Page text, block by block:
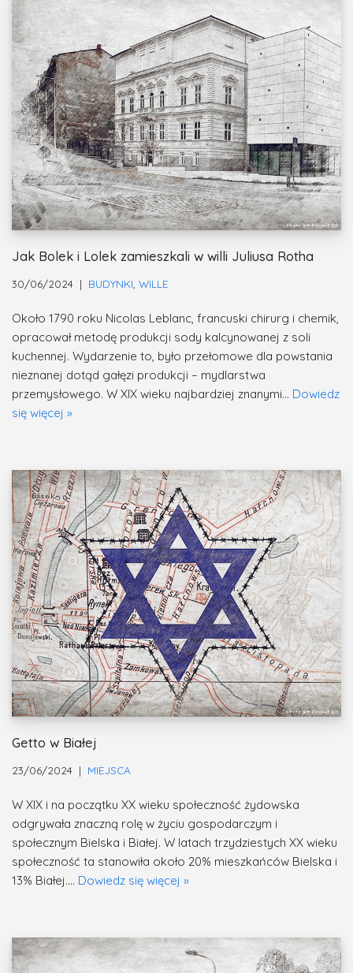
Jak Bolek i Lolek zamieszkali w willi Juliusa Rotha
30/06/2024 BUDYNKI WILLE
Około 1790 roku Nicolas Leblanc, francuski chirurg i chemik,
opracował metodę produkcji sody kalcynowanej z soli
kuchennej. Wydarzenie to, było przełomowe dla powstania
nieznanej dotąd gałęzi produkcji – mydlarstwa
przemysłowego. W XIX wieku najbardziej znanymi… Dowiedz
się więcej »
Getto w Białej
23/06/2024 MIEJSCA
W XIX i na początku XX wieku społeczność żydowska
odgrywała znaczną rolę w życiu gospodarczym i
społecznym Bielska i Białej. W latach trzydziestych XX wieku
społeczność ta stanowiła około 20% mieszkańców Bielska i
13% Białej.… Dowiedz się więcej »